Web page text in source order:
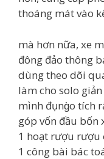
thoáng mát vào
mà hơn nữa, xe
đông đảo thông
dùng theo dõi
làm cho solo
mình đụng̀o tích
góp vốn đầu bốn
1 hoạt rượu rượu
1 công bài bác